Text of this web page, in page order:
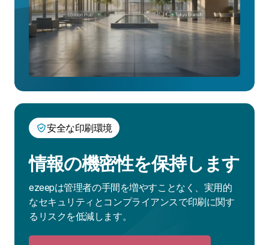
す
る
安全な印刷環境
情報の機密性を保持します
ezeepは管理者の手間を増やすことなく、実用的
なセキュリティとコンプライアンスで印刷に関す
るリスクを低減します。